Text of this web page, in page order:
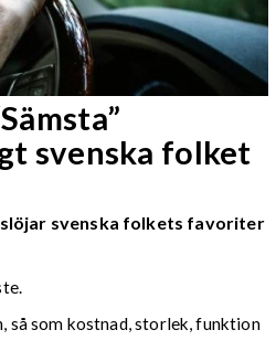
svenska folket
svenska folkets favoriter
så som kostnad, storlek, funktion